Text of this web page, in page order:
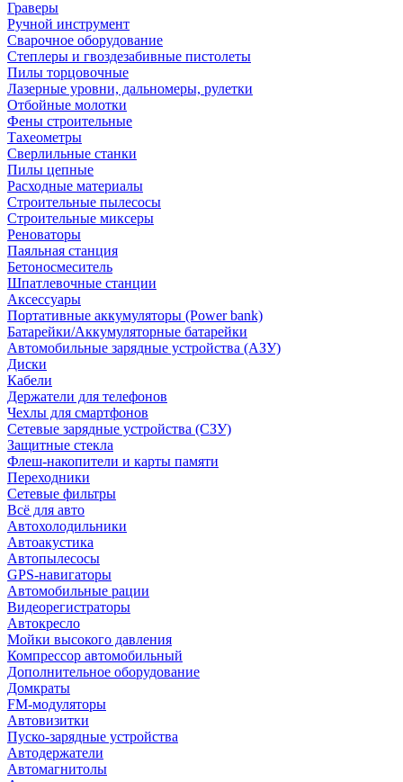
Граверы
Ручной инструмент
Сварочное оборудование
Степлеры и гвоздезабивные пистолеты
Пилы торцовочные
Лазерные уровни, дальномеры, рулетки
Отбойные молотки
Фены строительные
Тахеометры
Сверлильные станки
Пилы цепные
Расходные материалы
Строительные пылесосы
Строительные миксеры
Реноваторы
Паяльная станция
Бетоносмеситель
Шпатлевочные станции
Аксессуары
Портативные аккумуляторы (Power bank)
Батарейки/Аккумуляторные батарейки
Автомобильные зарядные устройства (АЗУ)
Диски
Кабели
Держатели для телефонов
Чехлы для смартфонов
Сетевые зарядные устройства (СЗУ)
Защитные стекла
Флеш-накопители и карты памяти
Переходники
Сетевые фильтры
Всё для авто
Автохолодильники
Автоакустика
Автопылесосы
GPS-навигаторы
Автомобильные рации
Видеорегистраторы
Автокресло
Мойки высокого давления
Компрессор автомобильный
Дополнительное оборудование
Домкраты
FM-модуляторы
Автовизитки
Пуско-зарядные устройства
Автодержатели
Автомагнитолы